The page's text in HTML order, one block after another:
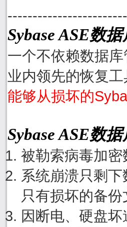
Sybase ASE数
一个不依赖数据
业内领先的恢复工
能够从损坏的
Sybase ASE数
被勒索病毒加
系统崩溃只剩
只有损坏的备
因断电、硬盘